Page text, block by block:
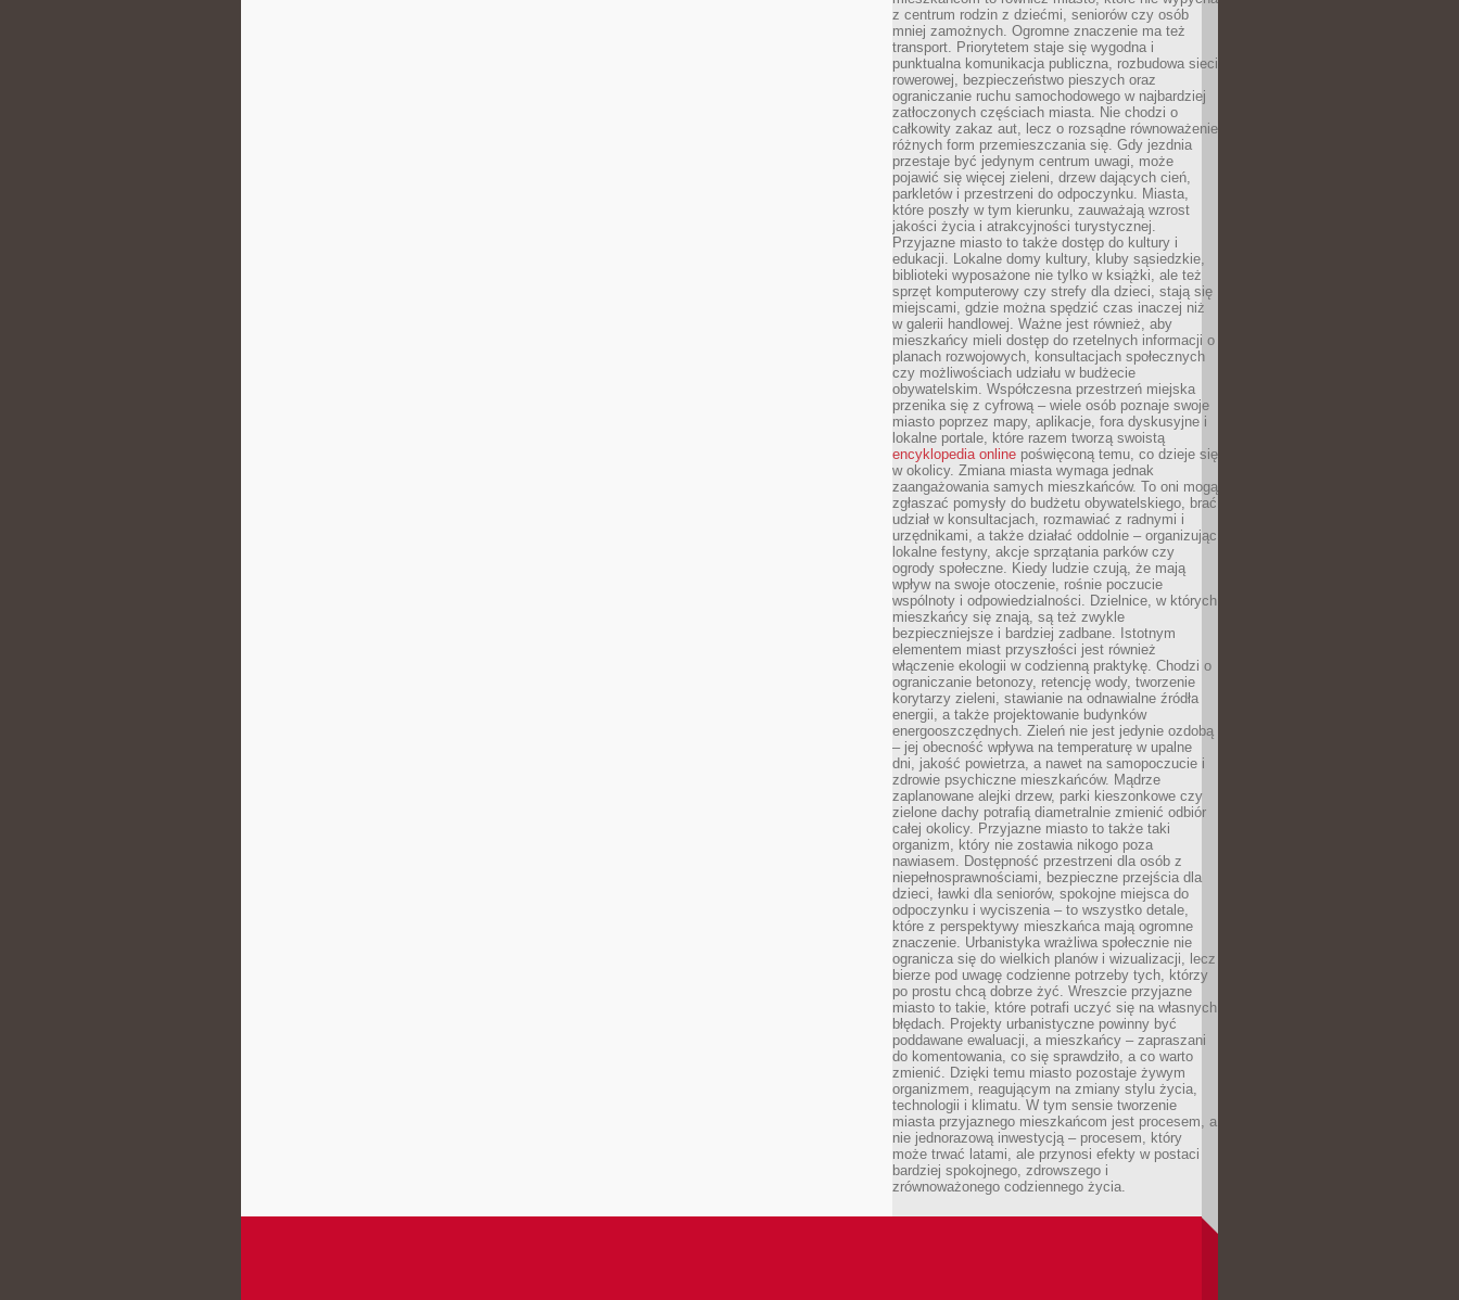
z centrum rodzin z dziećmi, seniorów czy osób
mniej zamożnych. Ogromne znaczenie ma też
transport. Priorytetem staje się wygodna i
punktualna komunikacja publiczna, rozbudowa sieci
rowerowej, bezpieczeństwo pieszych oraz
ograniczanie ruchu samochodowego w najbardziej
zatłoczonych częściach miasta. Nie chodzi o
całkowity zakaz aut, lecz o rozsądne równoważenie
różnych form przemieszczania się. Gdy jezdnia
przestaje być jedynym centrum uwagi, może
pojawić się więcej zieleni, drzew dających cień,
parkletów i przestrzeni do odpoczynku. Miasta,
które poszły w tym kierunku, zauważają wzrost
jakości życia i atrakcyjności turystycznej.
Przyjazne miasto to także dostęp do kultury i
edukacji. Lokalne domy kultury, kluby sąsiedzkie,
biblioteki wyposażone nie tylko w książki, ale też
sprzęt komputerowy czy strefy dla dzieci, stają się
miejscami, gdzie można spędzić czas inaczej niż
w galerii handlowej. Ważne jest również, aby
mieszkańcy mieli dostęp do rzetelnych informacji o
planach rozwojowych, konsultacjach społecznych
czy możliwościach udziału w budżecie
obywatelskim. Współczesna przestrzeń miejska
przenika się z cyfrową – wiele osób poznaje swoje
miasto poprzez mapy, aplikacje, fora dyskusyjne i
lokalne portale, które razem tworzą swoistą
encyklopedia online poświęconą temu, co dzieje się
w okolicy. Zmiana miasta wymaga jednak
zaangażowania samych mieszkańców. To oni mogą
zgłaszać pomysły do budżetu obywatelskiego, brać
udział w konsultacjach, rozmawiać z radnymi i
urzędnikami, a także działać oddolnie – organizując
lokalne festyny, akcje sprzątania parków czy
ogrody społeczne. Kiedy ludzie czują, że mają
wpływ na swoje otoczenie, rośnie poczucie
wspólnoty i odpowiedzialności. Dzielnice, w których
mieszkańcy się znają, są też zwykle
bezpieczniejsze i bardziej zadbane. Istotnym
elementem miast przyszłości jest również
włączenie ekologii w codzienną praktykę. Chodzi o
ograniczanie betonozy, retencję wody, tworzenie
korytarzy zieleni, stawianie na odnawialne źródła
energii, a także projektowanie budynków
energooszczędnych. Zieleń nie jest jedynie ozdobą
– jej obecność wpływa na temperaturę w upalne
dni, jakość powietrza, a nawet na samopoczucie i
zdrowie psychiczne mieszkańców. Mądrze
zaplanowane alejki drzew, parki kieszonkowe czy
zielone dachy potrafią diametralnie zmienić odbiór
całej okolicy. Przyjazne miasto to także taki
organizm, który nie zostawia nikogo poza
nawiasem. Dostępność przestrzeni dla osób z
niepełnosprawnościami, bezpieczne przejścia dla
dzieci, ławki dla seniorów, spokojne miejsca do
odpoczynku i wyciszenia – to wszystko detale,
które z perspektywy mieszkańca mają ogromne
znaczenie. Urbanistyka wrażliwa społecznie nie
ogranicza się do wielkich planów i wizualizacji, lecz
bierze pod uwagę codzienne potrzeby tych, którzy
po prostu chcą dobrze żyć. Wreszcie przyjazne
miasto to takie, które potrafi uczyć się na własnych
błędach. Projekty urbanistyczne powinny być
poddawane ewaluacji, a mieszkańcy – zapraszani
do komentowania, co się sprawdziło, a co warto
zmienić. Dzięki temu miasto pozostaje żywym
organizmem, reagującym na zmiany stylu życia,
technologii i klimatu. W tym sensie tworzenie
miasta przyjaznego mieszkańcom jest procesem, a
nie jednorazową inwestycją – procesem, który
może trwać latami, ale przynosi efekty w postaci
bardziej spokojnego, zdrowszego i
zrównoważonego codziennego życia.